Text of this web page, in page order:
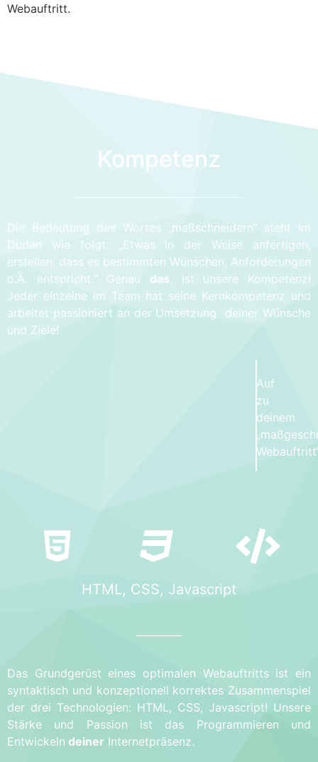
Webauftritt.
Kompetenz
Die Bedeutung des Wortes „maßschneidern“ steht im
Duden wie folgt: „Etwas in der Weise anfertigen,
erstellen, dass es bestimmten Wünschen, Anforderungen
o.Ä. entspricht.“ Genau das, ist unsere Kompetenz!
Jeder einzelne im Team hat seine Kernkompetenz und
arbeitet passioniert an der Umsetzung deiner Wünsche
und Ziele!
Auf
zu
deinem
HTML, CSS, Javascript
Das Grundgerüst eines optimalen Webauftritts ist ein
syntaktisch und konzeptionell korrektes Zusammenspiel
der drei Technologien: HTML, CSS, Javascript! Unsere
Stärke und Passion ist das Programmieren und
Entwickeln deiner Internetpräsenz.